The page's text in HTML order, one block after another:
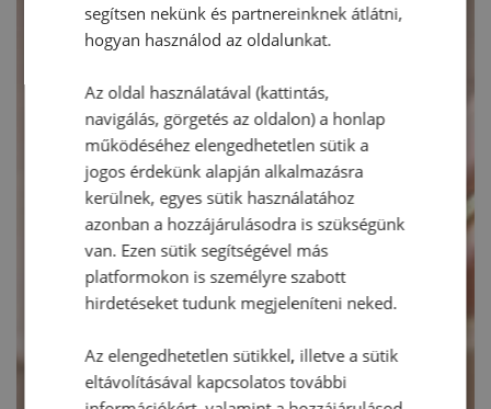
segítsen nekünk és partnereinknek átlátni,
hogyan használod az oldalunkat.
Az oldal használatával (kattintás,
navigálás, görgetés az oldalon) a honlap
működéséhez elengedhetetlen sütik a
jogos érdekünk alapján alkalmazásra
kerülnek, egyes sütik használatához
azonban a hozzájárulásodra is szükségünk
van. Ezen sütik segítségével más
platformokon is személyre szabott
hirdetéseket tudunk megjeleníteni neked.
Az elengedhetetlen sütikkel, illetve a sütik
eltávolításával kapcsolatos további